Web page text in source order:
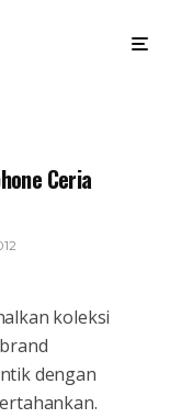
Ceria
koleksi
dengan